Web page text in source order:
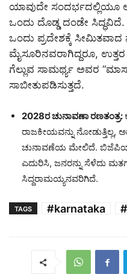
ಯಾವುದೇ ಸಂದರ್ಭದಲ್ಲಿಯೂ
ಒಂದು ದೊಡ್ಡ ದಂಡೇ
ಒಂದು ಪ್ರದೇಶಕ್ಕೆ ಸೀಮಿತವಾದ
ಮೈಸೂರಿನವರಾಗಿದ್ದರೂ,
ಗೆಲ್ಲುವ ಸಾಮರ್ಥ್ಯ ಅವರ
ಸಾಬೀತುಪಡಿಸುತ್ತದೆ.
2028ರ ಚುನಾವಣಾ ರಣತಂತ್ರ:
ರಾಜಕೀಯವನ್ನು ನೋಡುತ್ತಿಲ್ಲ,
ಚುನಾವಣೆಯ ಮೇಲಿದೆ. ಬಿಜೆಪಿಯ
ಎದುರಿಸಿ, ಜನರನ್ನು ಸೆಳೆದು
ಸಿದ್ದರಾಮಯ್ಯನವರಿಗಿದೆ.
TAGS #karnataka